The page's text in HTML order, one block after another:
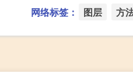
网络标签： 图层 方